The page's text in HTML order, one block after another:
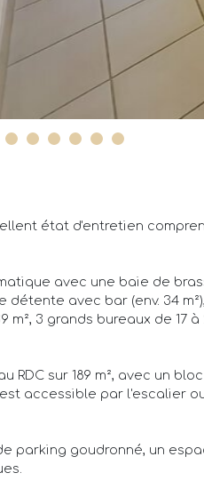
état d'entretien
avec une baie de
détente avec bar (env. 34
3 grands bureaux de 17
sur 189 m², avec un
accessible par l'escalier
parking goudronné, un